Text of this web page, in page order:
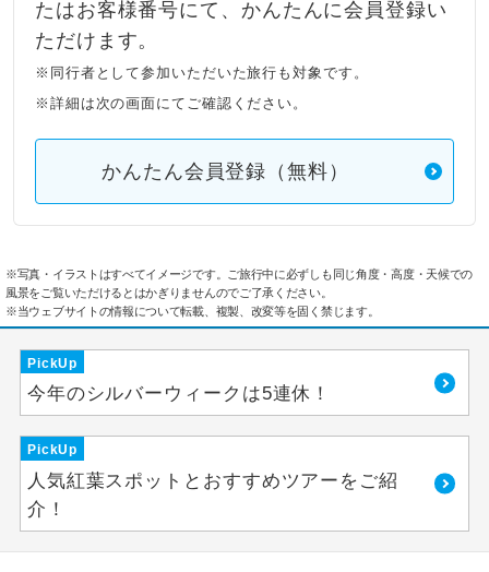
たはお客様番号にて、かんたんに会員登録い
ただけます。
※同行者として参加いただいた旅行も対象です。
※詳細は次の画面にてご確認ください。
かんたん会員登録（無料）
※写真・イラストはすべてイメージです。ご旅行中に必ずしも同じ角度・高度・天候での
風景をご覧いただけるとはかぎりませんのでご了承ください。
※当ウェブサイトの情報について転載、複製、改変等を固く禁じます。
PickUp
今年のシルバーウィークは5連休！
PickUp
人気紅葉スポットとおすすめツアーをご紹
介！